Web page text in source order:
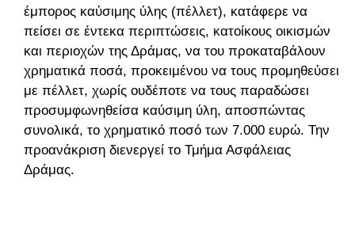
έμπορος καύσιμης ύλης (πέλλετ), κατάφερε να
πείσει σε έντεκα περιπτώσεις, κατοίκους οικισμών
και περιοχών της Δράμας, να του προκαταβάλουν
χρηματικά ποσά, προκειμένου να τους προμηθεύσει
με πέλλετ, χωρίς ουδέποτε να τους παραδώσει
προσυμφωνηθείσα καύσιμη ύλη, αποσπώντας
συνολικά, το χρηματικό ποσό των 7.000 ευρώ. Την
προανάκριση διενεργεί το Τμήμα Ασφάλειας
Δράμας.